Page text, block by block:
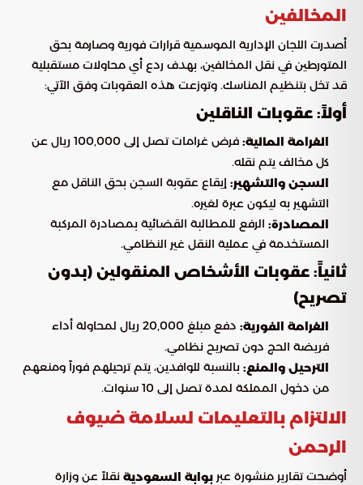
المخالفين
أصدرت اللجان الإدارية الموسمية قرارات فورية وصارمة بحق
المتورطين في نقل المخالفين، بهدف ردع أي محاولات مستقبلية
قد تخل بتنظيم المناسك. وتوزعت هذه العقوبات وفق الآتي:
أولاً: عقوبات الناقلين
الغرامة المالية:
فرض غرامات تصل إلى 100,000 ريال عن
كل مخالف يتم نقله.
السجن والتشهير: إيقاع عقوبة السجن بحق الناقل مع
التشهير به ليكون عبرة لغيره.
المصادرة: الرفع للمطالبة القضائية بمصادرة المركبة
المستخدمة في عملية النقل غير النظامي.
ثانياً: عقوبات الأشخاص المنقولين (بدون
تصريح)
الغرامة الفورية:
دفع مبلغ 20,000 ريال لمحاولة أداء
فريضة الحج دون تصريح نظامي.
الترحيل والمنع: بالنسبة للوافدين، يتم ترحيلهم فوراً ومنعهم
من دخول المملكة لمدة تصل إلى 10 سنوات.
الالتزام بالتعليمات لسلامة ضيوف
الرحمن
أوضحت تقارير منشورة عبر بوابة السعودية نقلاً عن وزارة